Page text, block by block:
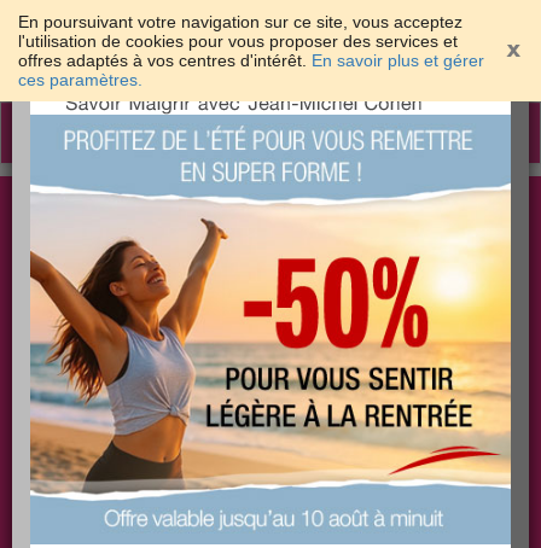
En poursuivant votre navigation sur ce site, vous acceptez
l'utilisation de cookies pour vous proposer des services et
offres adaptés à vos centres d'intérêt. En savoir plus et gérer
ces paramètres.
Toggle
Les meilleures solutions pour maigrir et être bien
dans sa peau
PLUS
EFFICACE
PLUS
SANTÉ
PLUS
COACHING
×